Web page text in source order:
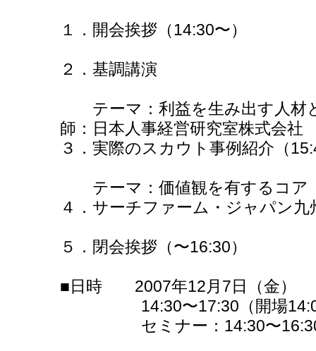
１．開会挨拶（14:30〜）
２．基調講演
テーマ：利益を生み出す人
師：日本人事経営研究室株式
３．実際のスカウト事例紹介（
テーマ：価値観を有するコア
４．サーチファーム・ジャパン
５．閉会挨拶（〜16:30）
■日時 2007年12月7日（金）
14:30〜17:30（開場
セミナー：14:30〜16:30、